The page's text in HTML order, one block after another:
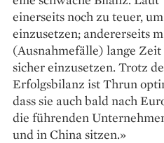
einerseits noch zu teuer,
einzusetzen; andererseits
(Ausnahmefälle) lange
sicher einzusetzen. Trotz
Erfolgsbilanz ist Thrun
dass sie auch bald nach
die führenden
und in China sitzen.»